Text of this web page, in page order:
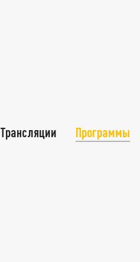
Трансляции Программы